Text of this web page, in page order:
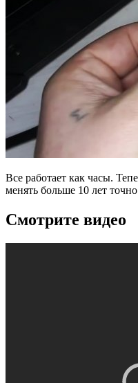
Все работает как часы.
менять больше 10 лет
Смотрите видео